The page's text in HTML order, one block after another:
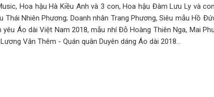
Hoa hậu Hà Kiều Anh và 3 con, Hoa hậu Đàm Lưu Ly và
Thái Nhiên Phương; Doanh nhân Trang Phương, Siêu mẫu Hồ
yêu Áo dài Việt Nam 2018, mẫu nhí Đỗ Hoàng Thiên Nga, Mai
Văn Thêm - Quán quân Duyên dáng Áo dài 2018...